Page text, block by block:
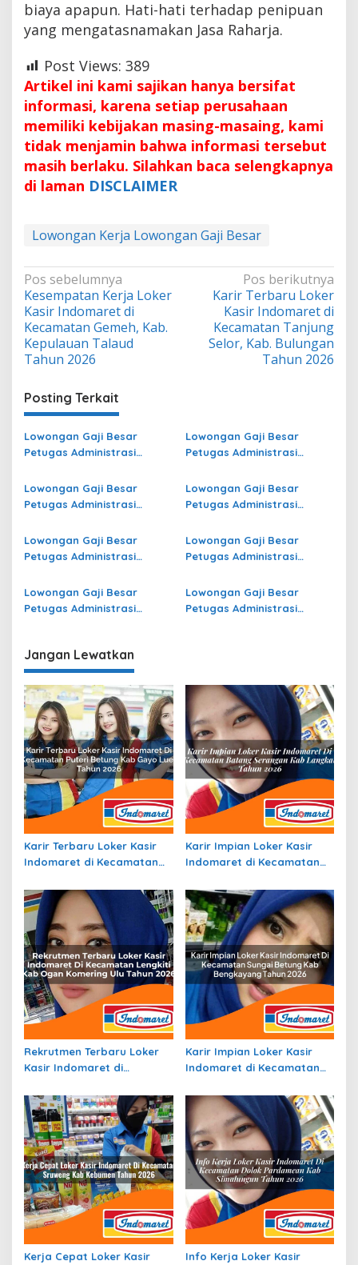
biaya apapun. Hati-hati terhadap penipuan
yang mengatasnamakan Jasa Raharja.
Post Views: 389
Artikel ini kami sajikan hanya bersifat
informasi, karena setiap perusahaan
memiliki kebijakan masing-masaing, kami
tidak menjamin bahwa informasi tersebut
masih berlaku. Silahkan baca selengkapnya
di laman DISCLAIMER
Lowongan Kerja Lowongan Gaji Besar
Navigasi
pos
Pos sebelumnya
Kesempatan Kerja Loker
Kasir Indomaret di
Kecamatan Gemeh, Kab.
Kepulauan Talaud
Tahun 2026
Pos berikutnya
Karir Terbaru Loker
Kasir Indomaret di
Kecamatan Tanjung
Selor, Kab. Bulungan
Tahun 2026
Posting Terkait
Lowongan Gaji Besar
Petugas Administrasi
Seram Bagian Barat
Terbaru
Lowongan Gaji Besar
Petugas Administrasi
Raharja di Kota Bengkulu
Terbaru
Lowongan Gaji Besar
Petugas Administrasi
Ogan Komering Ilir Terbaru
Lowongan Gaji Besar
Petugas Administrasi
Tenggara Terbaru
Lowongan Gaji Besar
Petugas Administrasi
Pegunungan Bintang
Terbaru
Lowongan Gaji Besar
Petugas Administrasi
Raharja di Deiyai Terbaru
Lowongan Gaji Besar
Petugas Administrasi
Sawahlunto Terbaru
Lowongan Gaji Besar
Petugas Administrasi
Jangan Lewatkan
Karir Terbaru Loker Kasir
Indomaret di Kecamatan
Lues Tahun 2026
Karir Impian Loker Kasir
Indomaret di Kecamatan
Langkat Tahun 2026
Rekrutmen Terbaru Loker
Kasir Indomaret di
Ogan Komering Ulu Tahun
2026
Karir Impian Loker Kasir
Indomaret di Kecamatan
Bengkayang Tahun 2026
Kerja Cepat Loker Kasir
Info Kerja Loker Kasir